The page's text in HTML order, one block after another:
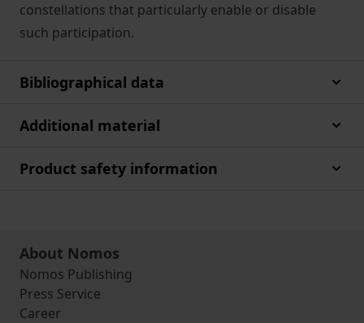
constellations that particularly enable or disable
such participation.
Bibliographical data
Additional material
Product safety information
About Nomos
Nomos Publishing
Press Service
Career